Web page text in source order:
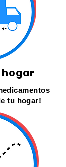
hogar
tu hogar!